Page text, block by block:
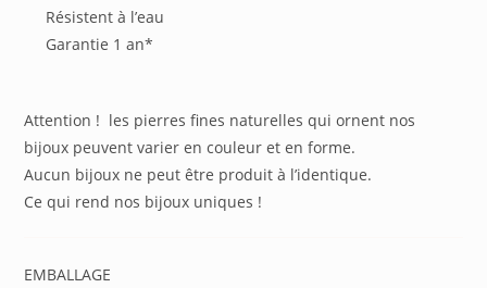
Résistent à l’eau
Garantie 1 an*
Attention ! les pierres fines naturelles qui ornent nos
bijoux peuvent varier en couleur et en forme.
Aucun bijoux ne peut être produit à l’identique.
Ce qui rend nos bijoux uniques !
EMBALLAGE